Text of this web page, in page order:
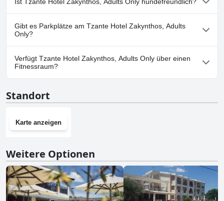
vorhanden.
Nein, Tzante Hotel Zakynthos, Adults Only erlaubt keine Hunde.
Gibt es Parkplätze am Tzante Hotel Zakynthos, Adults
Only?
Ja, Parkmöglichkeiten sind im Tzante Hotel Zakynthos, Adults
Only vorhanden.
Verfügt Tzante Hotel Zakynthos, Adults Only über einen
Fitnessraum?
Fitnessraum.
Standort
Karte anzeigen
Weitere Optionen